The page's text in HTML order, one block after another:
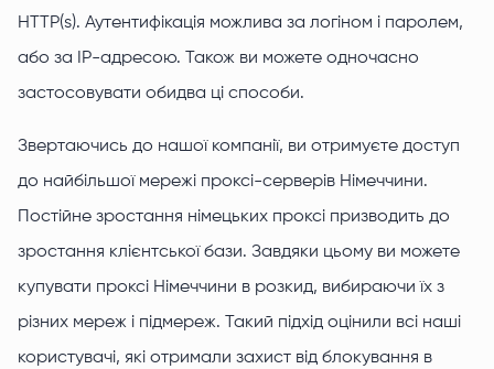
HTTP(s). Аутентифікація можлива за логіном і паролем,
або за IP-адресою. Також ви можете одночасно
застосовувати обидва ці способи.
Звертаючись до нашої компанії, ви отримуєте доступ
до найбільшої мережі проксі-серверів Німеччини.
Постійне зростання німецьких проксі призводить до
зростання клієнтської бази. Завдяки цьому ви можете
купувати проксі Німеччини в розкид, вибираючи їх з
різних мереж і підмереж. Такий підхід оцінили всі наші
користувачі, які отримали захист від блокування в